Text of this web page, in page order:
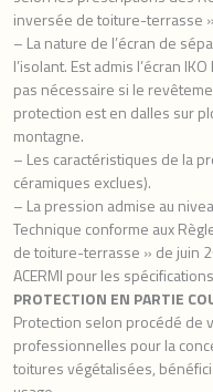
inversée de toiture-terrasse
– La nature de l’écran de
l’isolant. Est admis l’écran
pas nécessaire si le
protection est en dalles sur
montagne.
– Les caractéristiques de la
céramiques exclues).
– La pression admise au
Technique conforme aux
de toiture-terrasse » de juin
ACERMI pour les
PROTECTION EN PARTIE
Protection selon procédé de
professionnelles pour la
toitures végétalisées,